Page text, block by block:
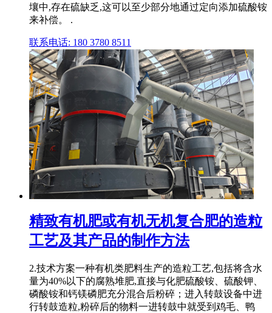
壤中,存在硫缺乏,这可以至少部分地通过定向添加硫酸铵
来补偿。 .
联系电话: 180 3780 8511
精致有机肥或有机无机复合肥的造粒
工艺及其产品的制作方法
2.技术方案一种有机类肥料生产的造粒工艺,包括将含水
量为40%以下的腐熟堆肥,直接与化肥硫酸铵、硫酸钾、
磷酸铵和钙镁磷肥充分混合后粉碎；进入转鼓设备中进
行转鼓造粒,粉碎后的物料一进转鼓中就受到鸡毛、鸭